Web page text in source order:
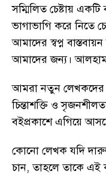
সম্মিলিত চেষ্টায়
ভাগাভাগি করে নিতে
আমাদের স্বপ্ন
আমাদের জন্য।
আমরা নতুন লেখকদের
চিন্তাশক্তি ও
বইপ্রকাশে এগিয়ে
কোনো লেখক যদি
চান, তাহলে তাকে